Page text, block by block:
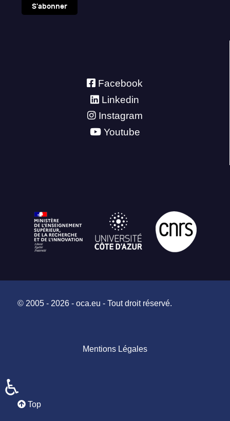
S'abonner
Facebook
Linkedin
Instagram
Youtube
© 2005 - 2026 - oca.eu - Tout droit réservé.
Mentions Légales
Top